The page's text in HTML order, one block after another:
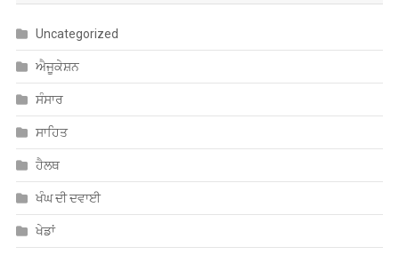
Uncategorized
ਐਜੂਕੇਸ਼ਨ
ਸੰਸਾਰ
ਸਾਹਿਤ
ਹੈਲਥ
ਖੰਘ ਦੀ ਦਵਾਈ
ਖੇਡਾਂ